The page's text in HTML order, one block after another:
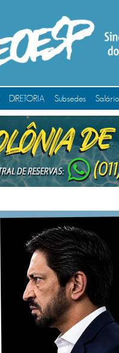
DIRETORIA Subsedes